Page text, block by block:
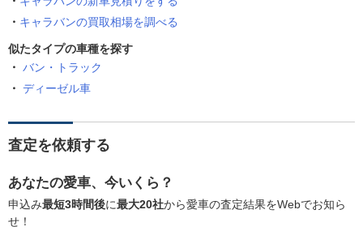
キャラバンの買取相場を調べる
似たタイプの車種を探す
バン・トラック
ディーゼル車
査定を依頼する
あなたの愛車、今いくら？
申込み最短3時間後に最大20社から愛車の査定結果をWebでお知ら
せ！